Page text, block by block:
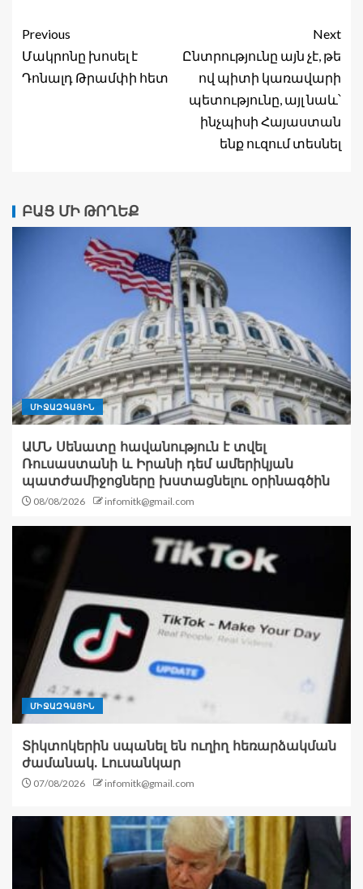
Previous
Մակրոնը խոսել է
Դոնալդ Թրամփի հետ
Next
Ընտրությունը այն չէ, թե
ով պիտի կառավարի
պետությունը, այլ նաև՝
ինչպիսի Հայաստան
ենք ուզում տեսնել
ԲԱՑ ՄԻ ԹՈՂԵՔ
ՄԻՋԱԶԳԱՅԻՆ
ԱՄՆ Սենատը հավանություն է տվել
Ռուսաստանի և Իրանի դեմ ամերիկյան
պատժամիջոցները խստացնելու օրինագծին
08/08/2026 infomitk@gmail.com
ՄԻՋԱԶԳԱՅԻՆ
Տիկտոկերին սպանել են ուղիղ հեռարձակման
ժամանակ. Լուսանկար
07/08/2026 infomitk@gmail.com